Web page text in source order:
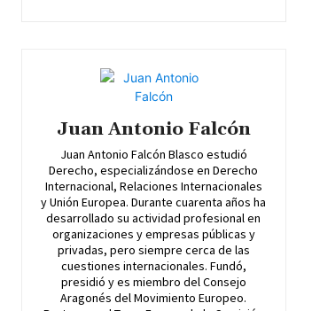
Juan Antonio Falcón
Juan Antonio Falcón Blasco estudió
Derecho, especializándose en Derecho
Internacional, Relaciones Internacionales
y Unión Europea. Durante cuarenta años ha
desarrollado su actividad profesional en
organizaciones y empresas públicas y
privadas, pero siempre cerca de las
cuestiones internacionales. Fundó,
presidió y es miembro del Consejo
Aragonés del Movimiento Europeo.